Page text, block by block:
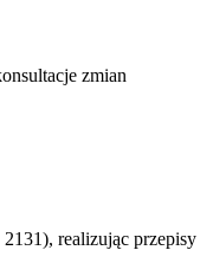
zmian
realizując przepisy